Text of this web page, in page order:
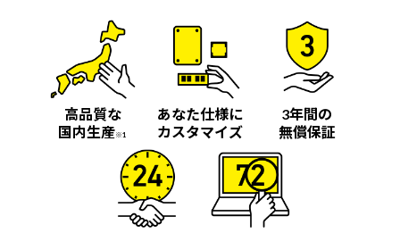
高品質な
国内生産※1
あなた仕様に
カスタマイズ
3年間の
無償保証